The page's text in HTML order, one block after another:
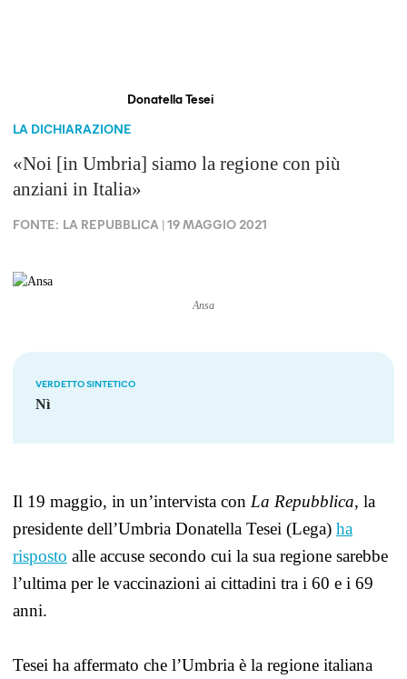
Donatella Tesei
LA DICHIARAZIONE
«Noi [in Umbria] siamo la regione con più
anziani in Italia»
FONTE: LA REPUBBLICA | 19 MAGGIO 2021
Ansa
VERDETTO SINTETICO
Nì
Il 19 maggio, in un’intervista con La Repubblica, la
presidente dell’Umbria Donatella Tesei (Lega) ha
risposto alle accuse secondo cui la sua regione sarebbe
l’ultima per le vaccinazioni ai cittadini tra i 60 e i 69
anni.
Tesei ha affermato che l’Umbria è la regione italiana